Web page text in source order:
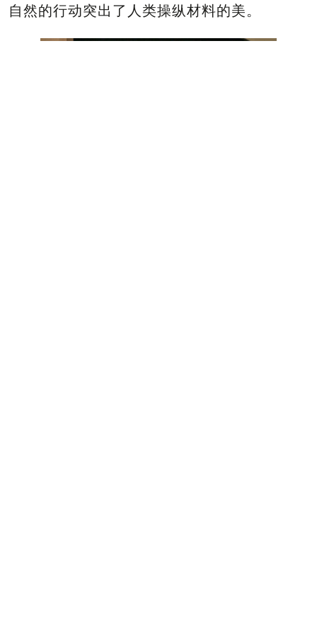
自然的行动突出了人类操纵材料的美。